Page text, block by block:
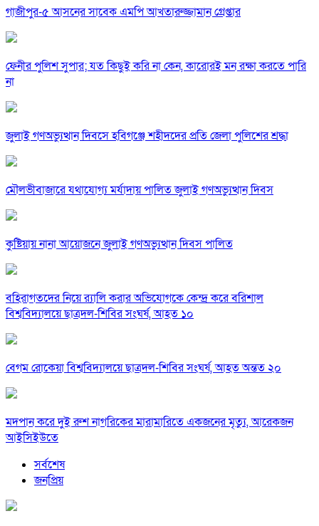
গাজীপুর-৫ আসনের সাবেক এমপি আখতারুজ্জামান গ্রেপ্তার
ফেনীর পুলিশ সুপার; যত কিছুই করি না কেন, কারোরই মন রক্ষা করতে পারি
না
জুলাই গণঅভ্যুত্থান দিবসে হবিগঞ্জে শহীদদের প্রতি জেলা পুলিশের শ্রদ্ধা
মৌলভীবাজারে যথাযোগ্য মর্যাদায় পালিত জুলাই গণঅভ্যুত্থান দিবস
কুষ্টিয়ায় নানা আয়োজনে জুলাই গণঅভ্যুত্থান দিবস পালিত
বহিরাগতদের নিয়ে র‍্যালি করার অভিযোগকে কেন্দ্র করে বরিশাল
বিশ্ববিদ্যালয়ে ছাত্রদল-শিবির সংঘর্ষ, আহত ১০
বেগম রোকেয়া বিশ্ববিদ্যালয়ে ছাত্রদল-শিবির সংঘর্ষ, আহত অন্তত ২০
মদপান করে দুই রুশ নাগরিকের মারামারিতে একজনের মৃত্যু, আরেকজন
আইসিইউতে
সর্বশেষ
জনপ্রিয়